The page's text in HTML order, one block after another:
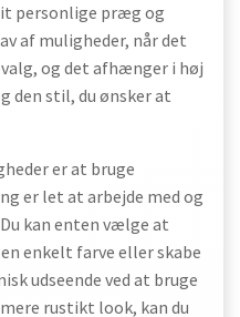
personlige præg og
af muligheder, når det
og det afhænger i høj
den stil, du ønsker at
er at bruge
er let at arbejde med og
kan enten vælge at
enkelt farve eller skabe
udseende ved at bruge
rustikt look, kan du